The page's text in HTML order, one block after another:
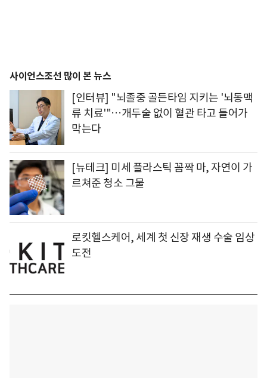
사이언스조선 많이 본 뉴스
[인터뷰] "뇌졸중 골든타임 지키는 '뇌동맥
류 치료'"…개두술 없이 혈관 타고 들어가
막는다
[뉴테크] 미세 플라스틱 꼼짝 마, 자연이 가
르쳐준 청소 그물
로킷헬스케어, 세계 첫 신장 재생 수술 임상
도전